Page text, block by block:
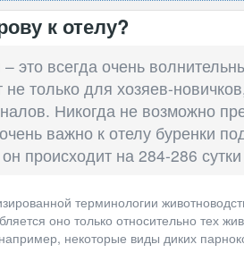
к отелу?
это всегда очень
только для хозяев-
Никогда не возможно
важно к отелу буренки
происходит на 284-286 сутки
терминологии
оно только относительно тех
некоторые виды диких